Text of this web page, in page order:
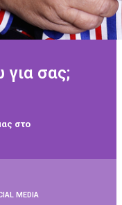
σας;
στο
MEDIA